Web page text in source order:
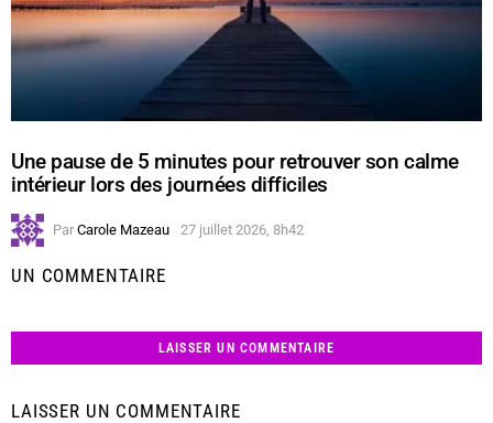
Une pause de 5 minutes pour retrouver son calme
intérieur lors des journées difficiles
Par Carole Mazeau 27 juillet 2026, 8h42
UN COMMENTAIRE
LAISSER UN COMMENTAIRE
LAISSER UN COMMENTAIRE